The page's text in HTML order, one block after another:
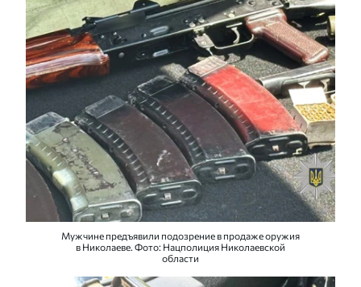
Мужчине предъявили подозрение в продаже оружия
в Николаеве. Фото: Нацполиция Николаевской
области